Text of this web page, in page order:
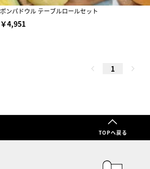
ポンパドウル テーブルロールセット
￥4,951
1
TOPへ戻る